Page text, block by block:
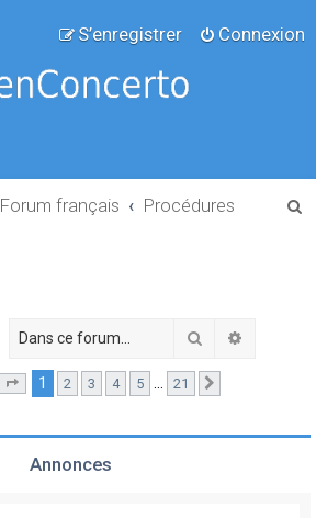
Connexion
S’enregistrer
Forum français Procédures
Rechercher
Page sur21
1 2 3 4 5 … 21
Annonces